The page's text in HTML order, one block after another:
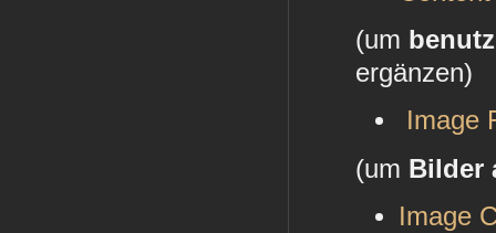
(um
ergänzen)
Image
(um Bilder
Image